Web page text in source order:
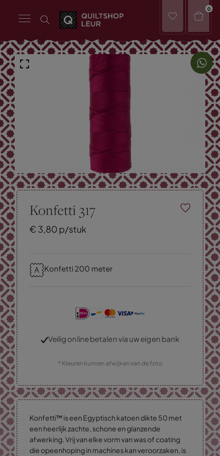
0
Konfetti 317
€ 3,80 p/stuk
Konfetti 200 meter
Veilig online betalen via uw eigen bank
* Kleuren kunnen afwijken van de foto
Konfetti™ is een Egyptisch katoen dikte 50 met
een heerlijk zachte, schone en glanzende
afwerking. Vrij van elke vorm van was of coating
die opeenhoping in machines kan veroorzaken, is